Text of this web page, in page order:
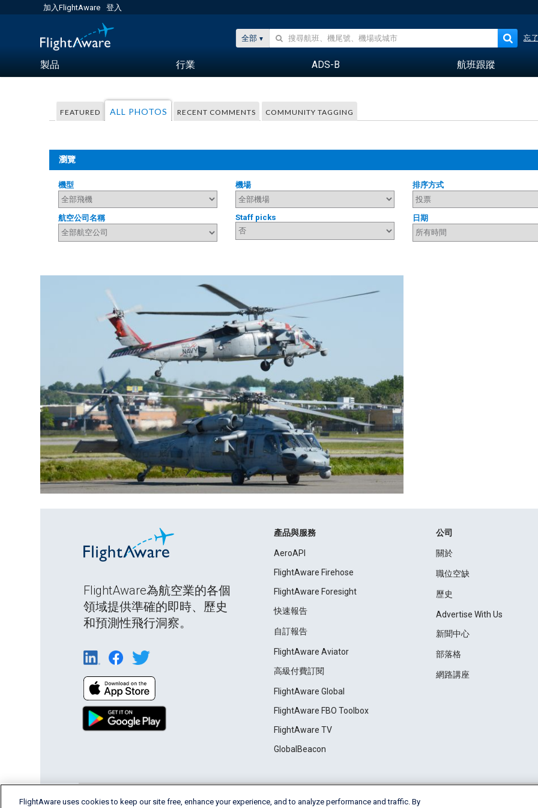
加入FlightAware 登入
全部 忘
製品 行業 ADS-B 航班跟蹤
FEATURED ALL PHOTOS RECENT COMMENTS COMMUNITY TAGGING
瀏覽
機型 機場 排序方式
航空公司名稱 Staff picks 日期
FlightAware為航空業的各個
領域提供準確的即時、歷史
和預測性飛行洞察。
產品與服務
AeroAPI
FlightAware Firehose
FlightAware Foresight
快速報告
自訂報告
FlightAware Aviator
高級付費訂閱
FlightAware Global
FlightAware FBO Toolbox
FlightAware TV
GlobalBeacon
公司
關於
職位空缺
歷史
Advertise With Us
新聞中心
部落格
網路講座
English (USA) 2026 FlightAware Terms of Use Privacy Cookie Settings
FlightAware uses cookies to keep our site free, enhance your experience, and to analyze performance and traffic. By